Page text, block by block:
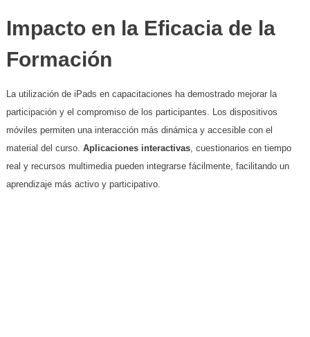
Impacto en la Eficacia de la
Formación
La utilización de iPads en capacitaciones ha demostrado mejorar la
participación y el compromiso de los participantes. Los dispositivos
móviles permiten una interacción más dinámica y accesible con el
material del curso. Aplicaciones interactivas, cuestionarios en tiempo
real y recursos multimedia pueden integrarse fácilmente, facilitando un
aprendizaje más activo y participativo.